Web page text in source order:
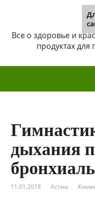
Все о здоровье и
продуктах
дыхания
11.01.2018 Астма